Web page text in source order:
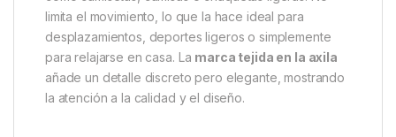
agradable sobre la piel. Esta calidad asegura que la
sudadera sea cálida y confortable, ideal tanto para
el día a día como para actividades al aire libre.
Además, su estampado en4 coloresañade un
toque moderno y atractivo, manteniendo un estilo